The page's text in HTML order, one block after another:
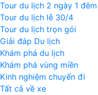
Tour du lịch 2 ngày 1 đêm
Tour du lịch lễ 30/4
Tour du lịch trọn gói
Giải đáp Du lịch
Khám phá du lịch
Khám phá vùng miền
Kinh nghiệm chuyến đi
Tất cả về xe